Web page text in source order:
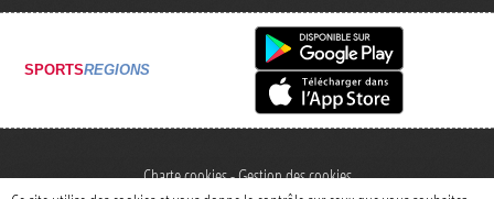
SPORTSREGIONS
Charte cookies Gestion des cookies